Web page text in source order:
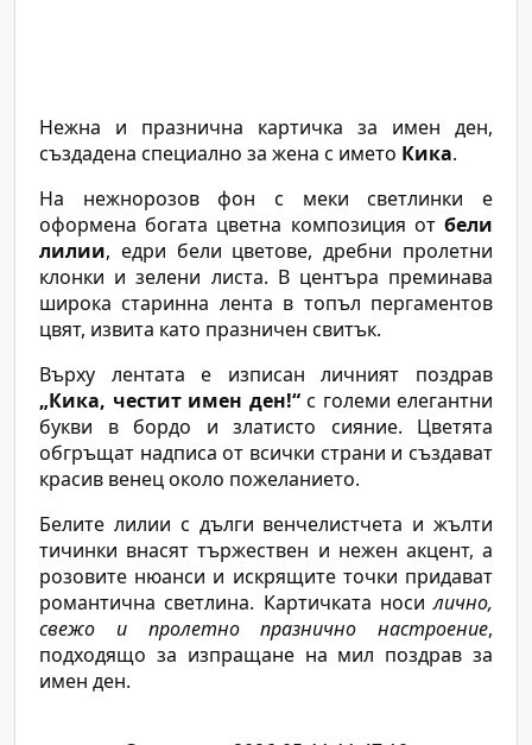
Нежна и празнична картичка за имен ден,
създадена специално за жена с името Кика.
На нежнорозов фон с меки светлинки е
оформена богата цветна композиция от бели
лилии, едри бели цветове, дребни пролетни
клонки и зелени листа. В центъра преминава
широка старинна лента в топъл пергаментов
цвят, извита като празничен свитък.
Върху лентата е изписан личният поздрав
„Кика, честит имен ден!“с големи елегантни
букви в бордо и златисто сияние. Цветята
обгръщат надписа от всички страни и създават
красив венец около пожеланието.
Белите лилии с дълги венчелистчета и жълти
тичинки внасят тържествен и нежен акцент, а
розовите нюанси и искрящите точки придават
романтична светлина. Картичката носилично,
свежо и пролетно празнично настроение,
подходящо за изпращане на мил поздрав за
имен ден.